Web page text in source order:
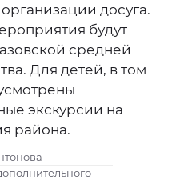
досуга.
будут
средней
Для детей, в том
экскурсии на
района.